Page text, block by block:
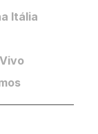
Itália